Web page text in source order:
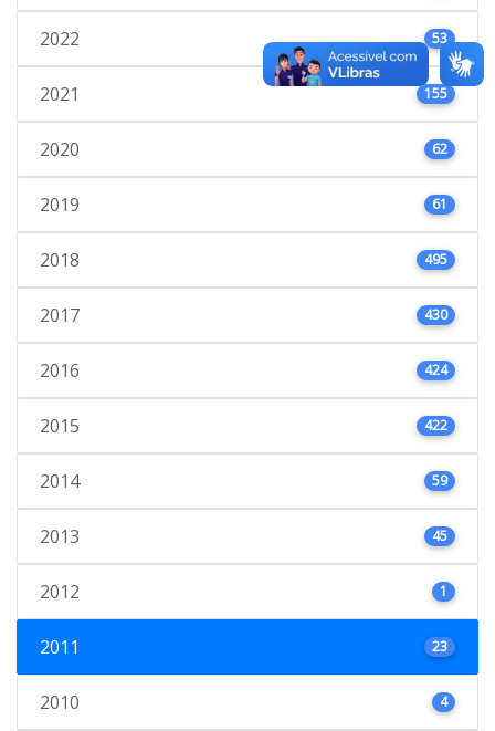
2022 53
2021 155
2020 62
2019 61
2018 495
2017 430
2016 424
2015 422
2014 59
2013 45
2012 1
2011 23
2010 4